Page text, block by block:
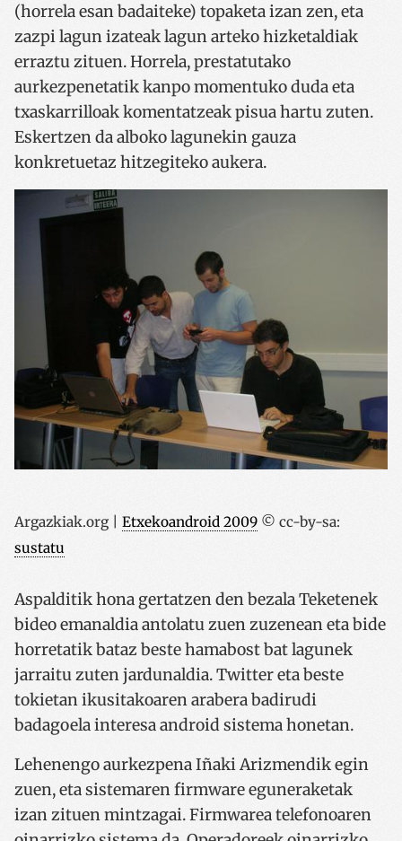
(horrela esan badaiteke) topaketa izan zen, eta
zazpi lagun izateak lagun arteko hizketaldiak
erraztu zituen. Horrela, prestatutako
aurkezpenetatik kanpo momentuko duda eta
txaskarrilloak komentatzeak pisua hartu zuten.
Eskertzen da alboko lagunekin gauza
konkretuetaz hitzegiteko aukera.
Argazkiak.org | Etxekoandroid 2009 © cc-by-sa:
sustatu
Aspalditik hona gertatzen den bezala Teketenek
bideo emanaldia antolatu zuen zuzenean eta bide
horretatik bataz beste hamabost bat lagunek
jarraitu zuten jardunaldia. Twitter eta beste
tokietan ikusitakoaren arabera badirudi
badagoela interesa android sistema honetan.
Lehenengo aurkezpena Iñaki Arizmendik egin
zuen, eta sistemaren firmware eguneraketak
izan zituen mintzagai. Firmwarea telefonoaren